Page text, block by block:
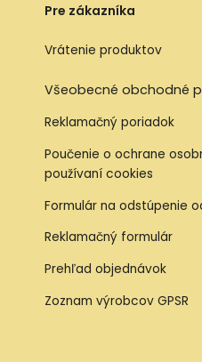
Pre zákazníka
Vrátenie produktov
Všeobecné obchodné
Reklamačný poriadok
Poučenie o ochrane
používaní cookies
Formulár na odstúpenie
Reklamačný formulár
Prehľad objednávok
Zoznam výrobcov GPSR